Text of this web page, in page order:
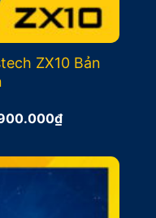
ZX10 Bản
₫Giá
hiện
là:
13.900.000₫.